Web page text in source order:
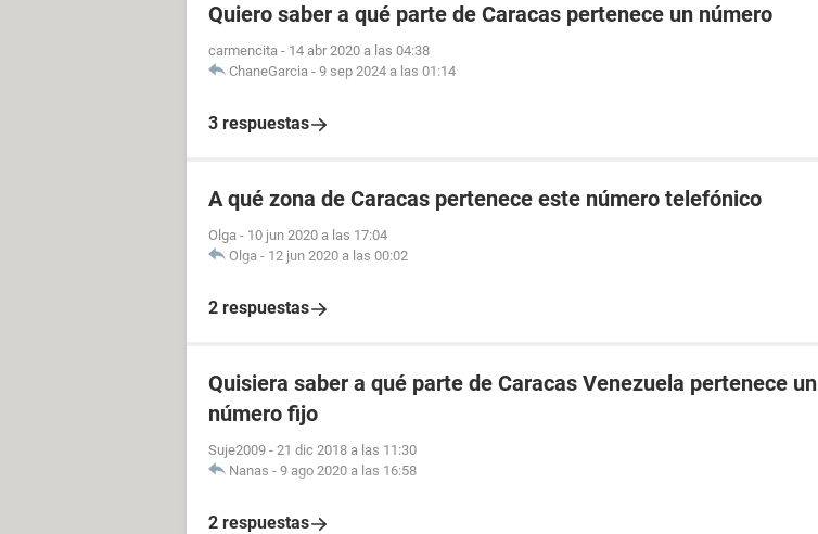
Quiero saber a qué parte de Caracas pertenece un número
carmencita - 14 abr 2020 a las 04:38
ChaneGarcia - 9 sep 2024 a las 01:14
3 respuestas
A qué zona de Caracas pertenece este número telefónico
Olga - 10 jun 2020 a las 17:04
Olga - 12 jun 2020 a las 00:02
2 respuestas
Quisiera saber a qué parte de Caracas Venezuela pertenece un
número fijo
Suje2009 - 21 dic 2018 a las 11:30
Nanas - 9 ago 2020 a las 16:58
2 respuestas